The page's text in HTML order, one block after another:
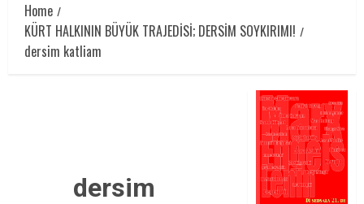
Home
KÜRT HALKININ BÜYÜK TRAJEDİSİ; DERSİM SOYKIRIMI!
dersim katliam
dersim